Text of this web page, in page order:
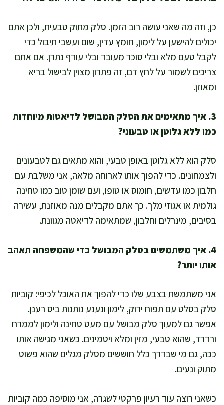
כן, וזה מה שאני עושה רוב הזמן. סלק מתוק טבעית, ולכן אתם
יכולים להישען על לימון, חומץ עדין, שום ועשבי תיבול כדי
לקבל טעם מלא ובלי סוכר מעובד ובלי עודף נתרן. אם אתם
צריכים לשמור על לחץ דם, זה פתרון מצוין לבישול בריא
ומאוזן.
3. איך מתאימים את הסלק המבושל לדיאטות מיוחדות
כמו ללא גלוטן או טבעוני?
סלק הוא ללא גלוטן באופן טבעי, והוא מתאים גם לטבעונים
ולצמחונים. כדי להפוך אותו לארוחה מלאה, אני משלבת עם
חלבון כמו עדשים, חומוס או טופו, ועם שומן טוב כמו טחינה
גולמית או אגוזי מלך. כך אתם מקבלים מנה מאוזנת, עשירה
בסיבים, מינרלים וחלבון, שמתאימה לדיאטה מגוונת.
4. איך משתמשים בסלק המבושל כדי שהמשפחה תאהב
אותו יותר?
אני משתמשת בצבע שלו כדי להפוך את האוכל לכיפי: קוביות
סלק בסלט עם תפוח ירוק, לימון ונענע נותנות ביס רענן.
אפשר גם למעוך סלק מבושל עם מעט טחינה ולימון לממרח
ורדרד, שהוא טבעי, מזין ומלא ויטמינים. כשאני מגישה אותו
ככה, גם מי שבדרך כלל חוששים מסלק מגלים שהוא פשוט
מתוק ונעים.
כשאני רוצה עוד רעיון פרקטי לשגרה, אני מוסיפה כמה קוביות